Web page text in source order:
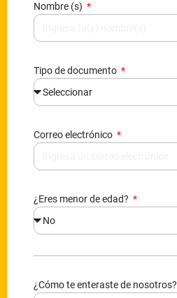
Nombre (s)
Tipo de documento
Correo electrónico
¿Eres menor de edad?
¿Cómo te enteraste de nosotros?